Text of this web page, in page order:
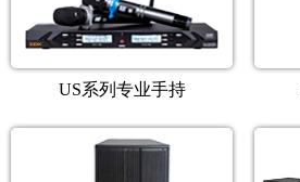
US系列专业手持